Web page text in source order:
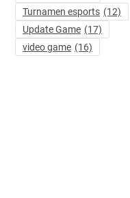
Skin 5 Diamond Mobile
Worth It? Simak Uji Coba &
Turnamen esports (12)
Update Game (17)
video game (16)